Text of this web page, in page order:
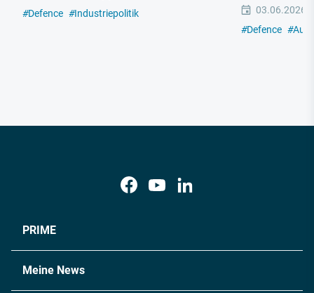
#Defence #Industriepolitik
03.06.2026
#Defence #
PRIME
Meine News